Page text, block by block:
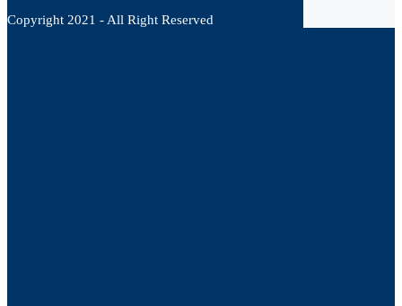
Copyright 2021 - All Right Reserved